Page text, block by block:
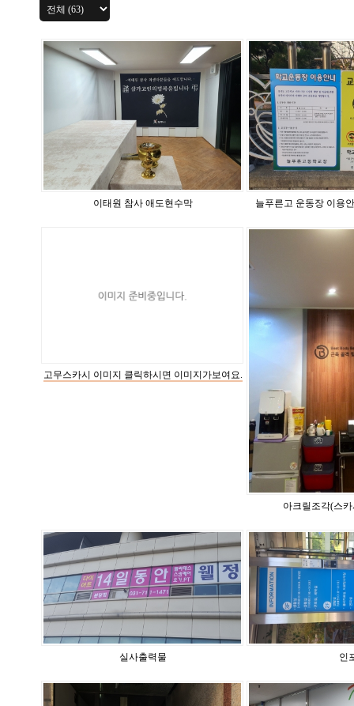
이태원 참사 애도현수막 늘푸른고 운동장 이용
고무스카시 이미지 클릭하시면 이미지가보여요.
아크릴조각(스
실사출력물 인